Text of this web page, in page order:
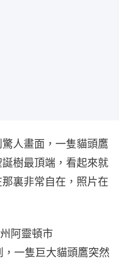
人畫面，一隻貓頭鷹
樹最頂端，看起來就
裏非常自在，照片在
阿靈頓市
一隻巨大貓頭鷹突然